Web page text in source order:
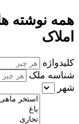
همه نوشته
املاک
کلیدواژه
شناسه ملک
شهر